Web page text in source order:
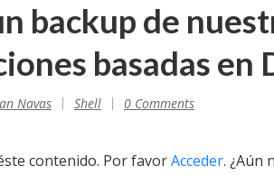
backup de
basadas en
Navas Shell 0 Comments
contenido. Por favorAcceder. ¿Aún